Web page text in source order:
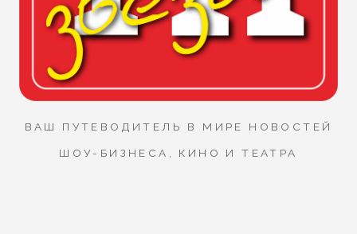
ВАШ ПУТЕВОДИТЕЛЬ В МИРЕ НОВОСТЕЙ
ШОУ-БИЗНЕСА, КИНО И ТЕАТРА